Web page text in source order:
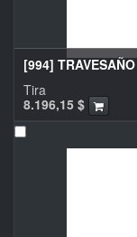
[994]
8.196,15 $
Tira